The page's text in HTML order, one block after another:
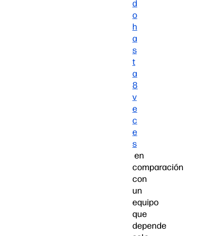
d
o
h
a
s
t
a
8
v
e
c
e
s
en
comparación
con
un
equipo
que
depende